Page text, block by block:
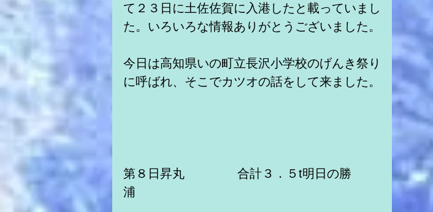
て２３日に土佐佐賀に入港したと載っていまし
た。いろいろな情報ありがとうございました。
今日は高知県いの町立長沢小学校のげんき祭り
に呼ばれ、そこでカツオの話をして来ました。
第８日昇丸　　　　 合計３．５t明日の勝
浦